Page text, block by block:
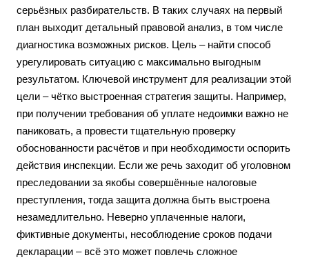
серьёзных разбирательств. В таких случаях на первый
план выходит детальный правовой анализ, в том числе
диагностика возможных рисков. Цель – найти способ
урегулировать ситуацию с максимально выгодным
результатом. Ключевой инструмент для реализации этой
цели – чётко выстроенная стратегия защиты. Например,
при получении требования об уплате недоимки важно не
паниковать, а провести тщательную проверку
обоснованности расчётов и при необходимости оспорить
действия инспекции. Если же речь заходит об уголовном
преследовании за якобы совершённые налоговые
преступления, тогда защита должна быть выстроена
незамедлительно. Неверно уплаченные налоги,
фиктивные документы, несоблюдение сроков подачи
декларации – всё это может повлечь сложное